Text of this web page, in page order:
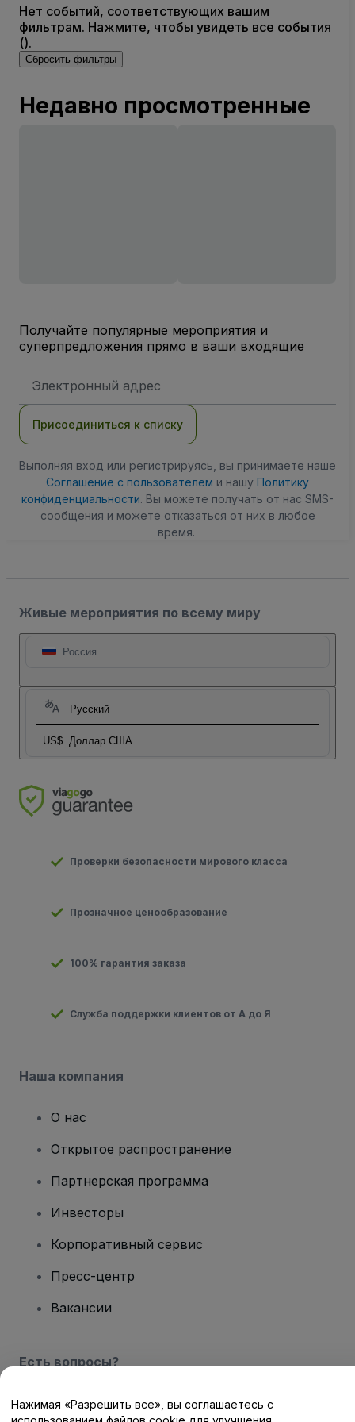
Нет событий, соответствующих вашим
фильтрам. Нажмите, чтобы увидеть все события
().
Сбросить фильтры
Недавно просмотренные
Получайте популярные мероприятия и
суперпредложения прямо в ваши входящие
электронной
Присоединиться к списку
Выполняя вход или регистрируясь, вы принимаете наше
Соглашение с пользователем и нашу Политику
конфиденциальности. Вы можете получать от нас SMS-
сообщения и можете отказаться от них в любое
время.
Живые мероприятия по всему миру
Россия
Русский
US$ Доллар США
Проверки безопасности мирового класса
Прозначное ценообразование
100% гарантия заказа
Служба поддержки клиентов от А до Я
Наша компания
О нас
Открытое распространение
Партнерская программа
Инвесторы
Корпоративный сервис
Пресс-центр
Вакансии
Есть вопросы?
Центр помощи / Свяжитесь с нами
Нажимая «Разрешить все», вы соглашаетесь с